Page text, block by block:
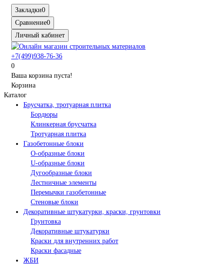
Закладки0
Сравнение0
Личный кабинет
+7(499)938-76-36
0
Ваша корзина пуста!
Корзина
Каталог
Брусчатка, тротуарная плитка
Бордюры
Клинкерная брусчатка
Тротуарная плитка
Газобетонные блоки
O-образные блоки
U-образные блоки
Дугообразные блоки
Лестничные элементы
Перемычки газобетонные
Стеновые блоки
Декоративные штукатурки, краски, грунтовки
Грунтовка
Декоративные штукатурки
Краски для внутренних работ
Краски фасадные
ЖБИ